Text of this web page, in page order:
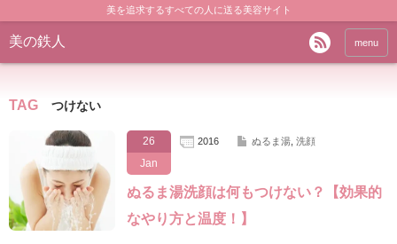
美を追求するすべての人に送る美容サイト
美の鉄人 menu
TAG つけない
26
Jan
2016 ぬるま湯, 洗顔
ぬるま湯洗顔は何もつけない？【効果的
なやり方と温度！】